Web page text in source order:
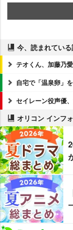
今、読まれてい
テオくん、加藤乃
自宅で「温泉卵」
セイレーン役声優
オリコン インフ